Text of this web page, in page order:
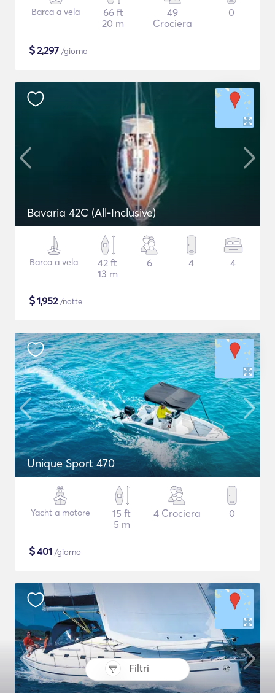
Filtri
Barca a vela
66 ft
20 m
49
Crociera
0
$2,297 /giorno
Bavaria 42C (All-Inclusive)
Barca a vela
42 ft
13 m
6 4 4
$1,952/notte
Unique Sport 470
Yacht a motore
15 ft
5 m
4 Crociera 0
$401 /giorno